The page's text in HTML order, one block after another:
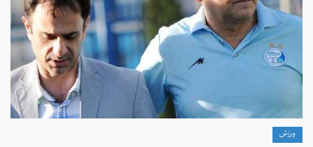
ورزش